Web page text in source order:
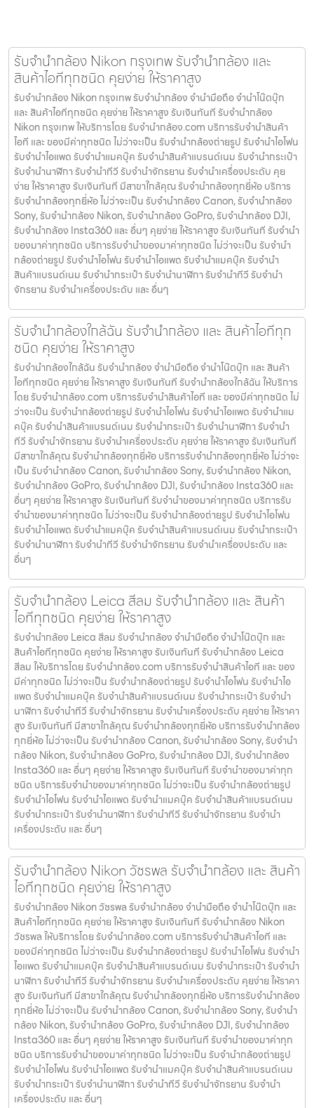
รับจำนำกล้อง Nikon กรุงเทพ รับจํานํากล้อง และ
สินค้าไอทีทุกชนิด คุยง่าย ให้ราคาสูง
รับจำนำกล้อง Nikon กรุงเทพ รับจํานํากล้อง จำนำมือถือ จำนำโน๊ตบุ๊ก
และ สินค้าไอทีทุกชนิด คุยง่าย ให้ราคาสูง รับเงินทันที รับจำนำกล้อง
Nikon กรุงเทพ ให้บริการโดย รับจํานํากล้อง.com บริการรับจํานําสินค้า
ไอที และ ของมีค่าทุกชนิด ไม่ว่าจะเป็น รับจํานํากล้องถ่ายรูป รับจํานําไอโฟน
รับจํานําไอแพด รับจํานําแมคบุ๊ค รับจํานําสินค้าแบรนด์เนม รับจํานํากระเป๋า
รับจํานํานาฬิกา รับจํานําทีวี รับจํานําจักรยาน รับจํานําเครื่องประดับ คุย
ง่าย ให้ราคาสูง รับเงินทันที มีสาขาใกล้คุณ รับจำนำกล้องทุกยี่ห้อ บริการ
รับจำนำกล้องทุกยี่ห้อ ไม่ว่าจะเป็น รับจำนำกล้อง Canon, รับจำนำกล้อง
Sony, รับจำนำกล้อง Nikon, รับจำนำกล้อง GoPro, รับจำนำกล้อง DJI,
รับจำนำกล้อง Insta360 และ อื่นๆ คุยง่าย ให้ราคาสูง รับเงินทันที รับจำนำ
ของมาค่าทุกชนิด บริการรับจำนำของมาค่าทุกชนิด ไม่ว่าจะเป็น รับจํานํา
กล้องถ่ายรูป รับจํานําไอโฟน รับจํานําไอแพด รับจํานําแมคบุ๊ค รับจํานํา
สินค้าแบรนด์เนม รับจํานํากระเป๋า รับจํานํานาฬิกา รับจํานําทีวี รับจํานํา
จักรยาน รับจํานําเครื่องประดับ และ อื่นๆ
รับจำนำกล้องใกล้ฉัน รับจํานํากล้อง และ สินค้าไอทีทุก
ชนิด คุยง่าย ให้ราคาสูง
รับจำนำกล้องใกล้ฉัน รับจํานํากล้อง จำนำมือถือ จำนำโน๊ตบุ๊ก และ สินค้า
ไอทีทุกชนิด คุยง่าย ให้ราคาสูง รับเงินทันที รับจำนำกล้องใกล้ฉัน ให้บริการ
โดย รับจํานํากล้อง.com บริการรับจํานําสินค้าไอที และ ของมีค่าทุกชนิด ไม่
ว่าจะเป็น รับจํานํากล้องถ่ายรูป รับจํานําไอโฟน รับจํานําไอแพด รับจํานําแม
คบุ๊ค รับจํานําสินค้าแบรนด์เนม รับจํานํากระเป๋า รับจํานํานาฬิกา รับจํานํา
ทีวี รับจํานําจักรยาน รับจํานําเครื่องประดับ คุยง่าย ให้ราคาสูง รับเงินทันที
มีสาขาใกล้คุณ รับจำนำกล้องทุกยี่ห้อ บริการรับจำนำกล้องทุกยี่ห้อ ไม่ว่าจะ
เป็น รับจำนำกล้อง Canon, รับจำนำกล้อง Sony, รับจำนำกล้อง Nikon,
รับจำนำกล้อง GoPro, รับจำนำกล้อง DJI, รับจำนำกล้อง Insta360 และ
อื่นๆ คุยง่าย ให้ราคาสูง รับเงินทันที รับจำนำของมาค่าทุกชนิด บริการรับ
จำนำของมาค่าทุกชนิด ไม่ว่าจะเป็น รับจํานํากล้องถ่ายรูป รับจํานําไอโฟน
รับจํานําไอแพด รับจํานําแมคบุ๊ค รับจํานําสินค้าแบรนด์เนม รับจํานํากระเป๋า
รับจํานํานาฬิกา รับจํานําทีวี รับจํานําจักรยาน รับจํานําเครื่องประดับ และ
อื่นๆ
รับจำนำกล้อง Leica สีลม รับจํานํากล้อง และ สินค้า
ไอทีทุกชนิด คุยง่าย ให้ราคาสูง
รับจำนำกล้อง Leica สีลม รับจํานํากล้อง จำนำมือถือ จำนำโน๊ตบุ๊ก และ
สินค้าไอทีทุกชนิด คุยง่าย ให้ราคาสูง รับเงินทันที รับจำนำกล้อง Leica
สีลม ให้บริการโดย รับจํานํากล้อง.com บริการรับจํานําสินค้าไอที และ ของ
มีค่าทุกชนิด ไม่ว่าจะเป็น รับจํานํากล้องถ่ายรูป รับจํานําไอโฟน รับจํานําไอ
แพด รับจํานําแมคบุ๊ค รับจํานําสินค้าแบรนด์เนม รับจํานํากระเป๋า รับจํานํา
นาฬิกา รับจํานําทีวี รับจํานําจักรยาน รับจํานําเครื่องประดับ คุยง่าย ให้ราคา
สูง รับเงินทันที มีสาขาใกล้คุณ รับจำนำกล้องทุกยี่ห้อ บริการรับจำนำกล้อง
ทุกยี่ห้อ ไม่ว่าจะเป็น รับจำนำกล้อง Canon, รับจำนำกล้อง Sony, รับจำนำ
กล้อง Nikon, รับจำนำกล้อง GoPro, รับจำนำกล้อง DJI, รับจำนำกล้อง
Insta360 และ อื่นๆ คุยง่าย ให้ราคาสูง รับเงินทันที รับจำนำของมาค่าทุก
ชนิด บริการรับจำนำของมาค่าทุกชนิด ไม่ว่าจะเป็น รับจํานํากล้องถ่ายรูป
รับจํานําไอโฟน รับจํานําไอแพด รับจํานําแมคบุ๊ค รับจํานําสินค้าแบรนด์เนม
รับจํานํากระเป๋า รับจํานํานาฬิกา รับจํานําทีวี รับจํานําจักรยาน รับจํานํา
เครื่องประดับ และ อื่นๆ
รับจำนำกล้อง Nikon วัชรพล รับจํานํากล้อง และ สินค้า
ไอทีทุกชนิด คุยง่าย ให้ราคาสูง
รับจำนำกล้อง Nikon วัชรพล รับจํานํากล้อง จำนำมือถือ จำนำโน๊ตบุ๊ก และ
สินค้าไอทีทุกชนิด คุยง่าย ให้ราคาสูง รับเงินทันที รับจำนำกล้อง Nikon
วัชรพล ให้บริการโดย รับจํานํากล้อง.com บริการรับจํานําสินค้าไอที และ
ของมีค่าทุกชนิด ไม่ว่าจะเป็น รับจํานํากล้องถ่ายรูป รับจํานําไอโฟน รับจํานํา
ไอแพด รับจํานําแมคบุ๊ค รับจํานําสินค้าแบรนด์เนม รับจํานํากระเป๋า รับจํานํา
นาฬิกา รับจํานําทีวี รับจํานําจักรยาน รับจํานําเครื่องประดับ คุยง่าย ให้ราคา
สูง รับเงินทันที มีสาขาใกล้คุณ รับจำนำกล้องทุกยี่ห้อ บริการรับจำนำกล้อง
ทุกยี่ห้อ ไม่ว่าจะเป็น รับจำนำกล้อง Canon, รับจำนำกล้อง Sony, รับจำนำ
กล้อง Nikon, รับจำนำกล้อง GoPro, รับจำนำกล้อง DJI, รับจำนำกล้อง
Insta360 และ อื่นๆ คุยง่าย ให้ราคาสูง รับเงินทันที รับจำนำของมาค่าทุก
ชนิด บริการรับจำนำของมาค่าทุกชนิด ไม่ว่าจะเป็น รับจํานํากล้องถ่ายรูป
รับจํานําไอโฟน รับจํานําไอแพด รับจํานําแมคบุ๊ค รับจํานําสินค้าแบรนด์เนม
รับจํานํากระเป๋า รับจํานํานาฬิกา รับจํานําทีวี รับจํานําจักรยาน รับจํานํา
เครื่องประดับ และ อื่นๆ